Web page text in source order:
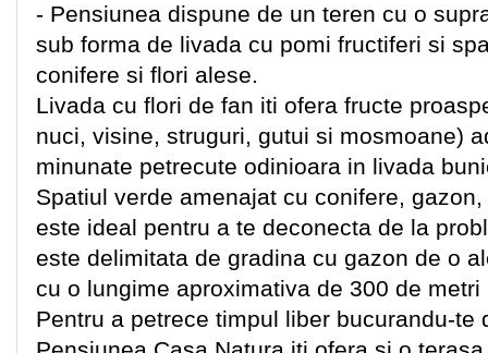
- Pensiunea dispune de un teren cu o
sub forma de livada cu pomi fructiferi si
conifere si flori alese.
Livada cu flori de fan iti ofera fructe
nuci, visine, struguri, gutui si mosmoane)
minunate petrecute odinioara in livada
Spatiul verde amenajat cu conifere,
este ideal pentru a te deconecta de la
este delimitata de gradina cu gazon de o
cu o lungime aproximativa de 300 de
Pentru a petrece timpul liber bucurandu-te